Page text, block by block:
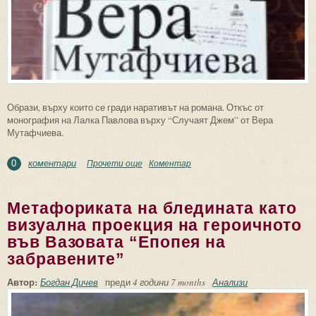
Образи, върху които се гради наративът на романа. Откъс от
монография на Лалка Павлова върху “Случаят Джем” от Вера
Мутафчиева.
0 коментари Прочети още about За “Случаят Джем” от Вера
Коментар
Метафориката на бледината като
визуална проекция на героичното
във Вазовата “Епопея на
забравените”
Автор: Богдан Дичев преди4 години 7 months Анализи